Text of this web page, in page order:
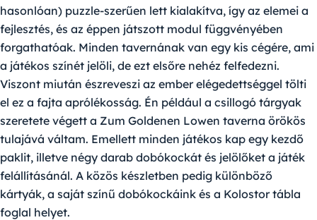
hasonlóan) puzzle-szerűen lett kialakítva, így az elemei a
fejlesztés, és az éppen játszott modul függvényében
forgathatóak. Minden tavernának van egy kis cégére, ami
a játékos színét jelöli, de ezt elsőre nehéz felfedezni.
Viszont miután észreveszi az ember elégedettséggel tölti
el ez a fajta aprólékosság. Én például a csillogó tárgyak
szeretete végett a Zum Goldenen Lowen taverna örökös
tulajává váltam. Emellett minden játékos kap egy kezdő
paklit, illetve négy darab dobókockát és jelölőket a játék
felállításánál. A közös készletben pedig különböző
kártyák, a saját színű dobókockáink és a Kolostor tábla
foglal helyet.